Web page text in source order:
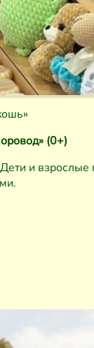
(0+)
и взрослые